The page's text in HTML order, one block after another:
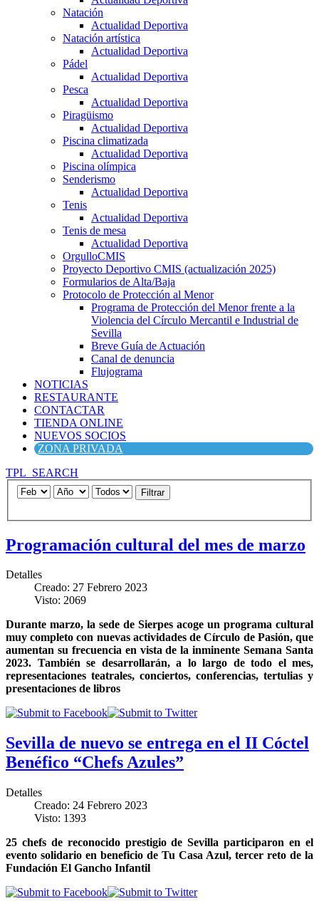
Natación
Actualidad Deportiva
Natación artística
Actualidad Deportiva
Pádel
Actualidad Deportiva
Pesca
Actualidad Deportiva
Piragüismo
Actualidad Deportiva
Piscina climatizada
Actualidad Deportiva
Piscina olímpica
Senderismo
Actualidad Deportiva
Tenis
Actualidad Deportiva
Tenis de mesa
Actualidad Deportiva
OrgulloCMIS
Proyecto Deportivo CMIS (actualización 2025)
Formularios de Alta/Baja
Protocolo de Protección al Menor
Programa de Protección del Menor frente a la
Violencia del Círculo Mercantil e Industrial de
Sevilla
Breve Guía de Actuación
Canal de denuncia
Flujograma
NOTICIAS
RESTAURANTE
CONTACTAR
TIENDA ONLINE
NUEVOS SOCIOS
ZONA PRIVADA
TPL_SEARCH
Filtrar
Programación cultural del mes de marzo
Detalles
Creado: 27 Febrero 2023
Visto: 2069
Durante marzo, la sede de Sierpes acoge un programa cultural
muy completo con nuevas actividades de Círculo de Pasión, que
aumentan su frecuencia en vista de la inminente Semana Santa
2023. También se desarrollarán, a lo largo de todo el mes,
representaciones teatrales, conciertos, conferencias, tertulias y
presentaciones de libros
Sevilla de nuevo se entrega en el II Cóctel
Benéfico “Chefs Azules”
Detalles
Creado: 24 Febrero 2023
Visto: 1393
25 chefs de reconocido prestigio de Sevilla participaron en el
evento solidario en beneficio de Tu Casa Azul, tercer reto de la
Fundación El Gancho Infantil